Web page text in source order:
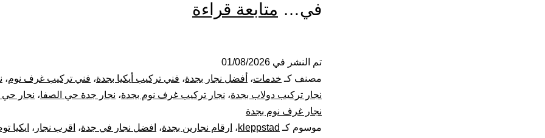
في… متابعة قراءة
|
0001116964-
تم النشر في 01/08/2026
مصنف كـ خدمات، أفضل نجار بجدة، فني تركيب أيكيا بجدة، فني تركيب غرف نوم،
نجار تركيب دولاب بجدة، نجار تركيب غرف نوم بجدة، نجار جدة حي الصفا، نجار حي
نجار غرف نوم بجدة
موسوم كـ kleppstad، ارقام نجارين بجدة، افضل نجار في جدة، اقرب نجار ، ايكيا